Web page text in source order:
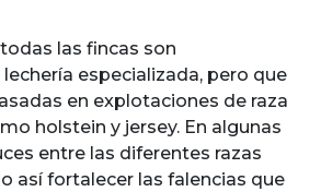
las fincas son
especializada, pero que
en explotaciones de raza
holstein y jersey. En algunas
entre las diferentes razas
así fortalecer las falencias que